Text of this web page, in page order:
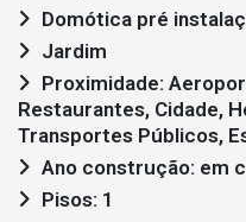
Domótica pré
Jardim
Restaurantes, Cidade,
Transportes Públicos,
Ano construção: em
Pisos: 1